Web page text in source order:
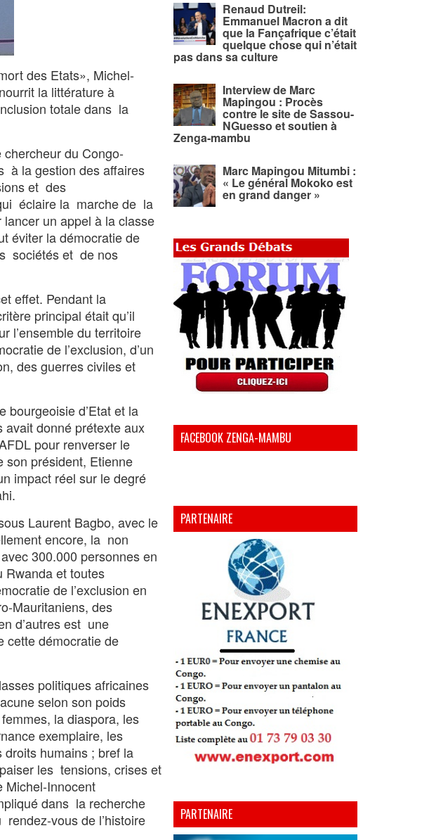
des Etats», Michel-
la littérature à
totale dans la
du Congo-
à la gestion des affaires
et des
éclaire la marche de la
un appel à la classe
éviter la démocratie de
sociétés et de nos
effet. Pendant la
principal était qu’il
l’ensemble du territoire
de l’exclusion, d’un
des guerres civiles et
d’Etat et la
donné prétexte aux
pour renverser le
son président, Etienne
impact réel sur le degré
Laurent Bagbo, avec le
encore, la non
300.000 personnes en
Rwanda et toutes
de l’exclusion en
Mauritaniens, des
d’autres est une
cette démocratie de
politiques africaines
selon son poids
la diaspora, les
exemplaire, les
humains ; bref la
les tensions, crises et
Michel-Innocent
dans la recherche
vous de l’histoire
Renaud Dutreil:
Emmanuel Macron a dit
que la Fançafrique c’était
quelque chose qui n’était
pas dans sa culture
Interview de Marc
Mapingou : Procès
contre le site de Sassou-
NGuesso et soutien à
Zenga-mambu
Marc Mapingou Mitumbi :
« Le général Mokoko est
en grand danger »
FACEBOOK ZENGA-MAMBU
PARTENAIRE
PARTENAIRE